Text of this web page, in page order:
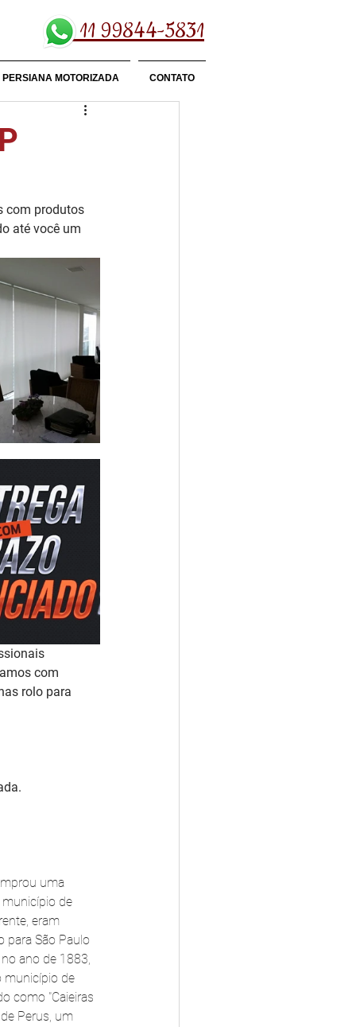
11 99844-5831
PERSIANA MOTORIZADA CONTATO
com produtos
até você um
com
rolo para
uma
de
eram
para São Paulo
ano de 1883,
município de
como "Caieiras
Perus, um